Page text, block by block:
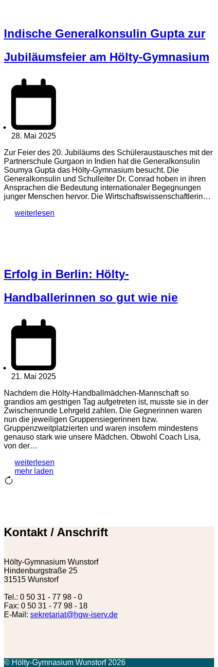
Indische Generalkonsulin Gupta zur
Jubiläumsfeier am Hölty-Gymnasium
28. Mai 2025
Zur Feier des 20. Jubiläums des Schüleraustausches mit der
Partnerschule Gurgaon in Indien hat die Generalkonsulin
Soumya Gupta das Hölty-Gymnasium besucht. Die
Generalkonsulin und Schulleiter Dr. Conrad hoben in ihren
Ansprachen die Bedeutung internationaler Begegnungen
junger Menschen hervor. Die Wirtschaftswissenschaftlerin…
weiterlesen
Erfolg in Berlin: Hölty-
Handballerinnen so gut wie nie
21. Mai 2025
Nachdem die Hölty-Handballmädchen-Mannschaft so
grandios am gestrigen Tag aufgetreten ist, musste sie in der
Zwischenrunde Lehrgeld zahlen. Die Gegnerinnen waren
nun die jeweiligen Gruppensiegerinnen bzw.
Gruppenzweitplatzierten und waren insofern mindestens
genauso stark wie unsere Mädchen. Obwohl Coach Lisa,
von der…
weiterlesen
mehr laden
Kontakt / Anschrift
Hölty-Gymnasium Wunstorf
Hindenburgstraße 25
31515 Wunstorf
Tel.: 0 50 31 - 77 98 - 0
Fax: 0 50 31 - 77 98 - 18
E-Mail: sekretariat@hgw-iserv.de
© Hölty-Gymnasium Wunstorf 2026